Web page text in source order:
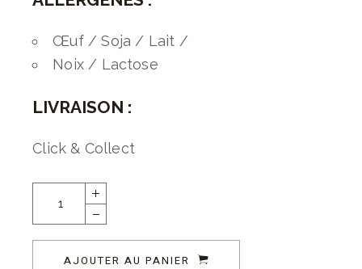
Œuf / Soja / Lait /
Noix / Lactose
LIVRAISON :
Click & Collect
AJOUTER AU PANIER